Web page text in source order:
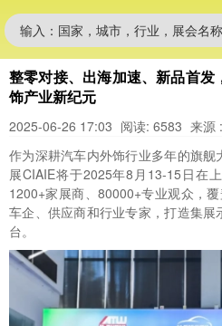
输入：国家，城市，行业，展会名称
整零对接、出海加速、新品首
饰产业新纪元
2025-06-26 17:03 阅读: 6583 来源
作为深耕汽车内外饰行业多年的旗
展CIAIE将于2025年8月13-15日在
1200+家展商、80000+专业观众，
车企、供应商和行业专家，打造集
台。